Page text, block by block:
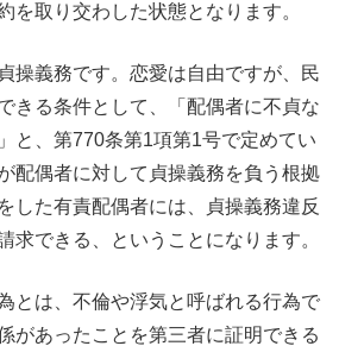
を取り交わした状態となります。
操義務です。恋愛は自由ですが、民
きる条件として、「配偶者に不貞な
と、第770条第1項第1号で定めてい
配偶者に対して貞操義務を負う根拠
した有責配偶者には、貞操義務違反
求できる、ということになります。
とは、不倫や浮気と呼ばれる行為で
があったことを第三者に証明できる